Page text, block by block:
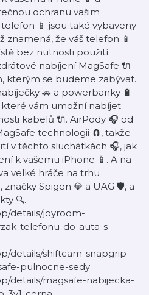
ochranu vašim
📱 jsou také vybaveny
znamená, že váš telefon 📱
bez nutnosti použití
nabíjení MagSafe 🔌
kterým se budeme zabývat.
🚗 a powerbanky 🔋
vám umožní nabíjet
kabelů 🔌. AirPody 🎧 od
technologii 🧲, takže
v těchto sluchátkách 🎧, jak
k vašemu iPhone 📱. A na
velké hráče na trhu
značky Spigen 💎 a UAG 🛡️, a
🔍.
details/joyroom-
telefonu-do-auta-s-
details/shiftcam-snapgrip-
pulnocne-sedy
details/magsafe-nabijecka-